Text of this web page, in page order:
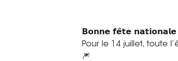
𝗕𝗼𝗻𝗻𝗲 𝗳𝗲̂𝘁𝗲
Pour le 14 juillet, toute
🎆